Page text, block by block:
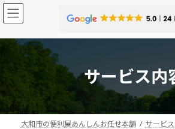
コ
ン
ン
ス
キ
ッ
プ
ナ
ビ
ー
ン
に
移
動
サービス内
大和市の便利屋あんしんお任せ本舗
サービ